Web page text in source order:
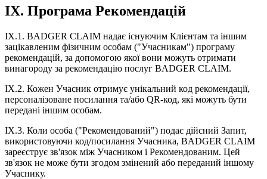
IX. Програма Рекомендацій
IX.1. BADGER CLAIM надає існуючим Клієнтам та іншим
зацікавленим фізичним особам ("Учасникам") програму
рекомендацій, за допомогою якої вони можуть отримати
винагороду за рекомендацію послуг BADGER CLAIM.
IX.2. Кожен Учасник отримує унікальний код рекомендації,
персоналізоване посилання та/або QR-код, які можуть бути
передані іншим особам.
IX.3. Коли особа ("Рекомендований") подає дійсний Запит,
використовуючи код/посилання Учасника, BADGER CLAIM
зареєструє зв'язок між Учасником і Рекомендованим. Цей
зв'язок не може бути згодом змінений або переданий іншому
Учаснику.